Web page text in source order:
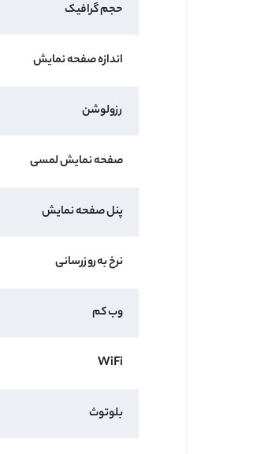
حجم گرافیک
اندازه صفحه نمایش
رزولوشن
صفحه نمایش لمسی
پنل صفحه نمایش
نرخ به‌روزرسانی
وب کم
WiFi
بلوتوث